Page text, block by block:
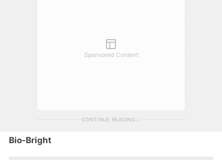
Sponsored Content
CONTINUE READING
Bio-Bright